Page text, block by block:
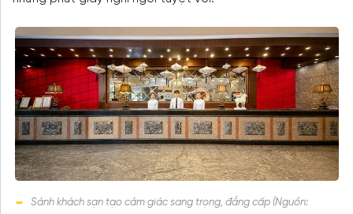
Sảnh khách sạn tạo cảm giác sang trọng, đẳng cấp (Nguồn: